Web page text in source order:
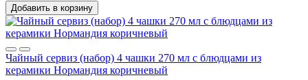
Добавить в корзину
Чайный сервиз (набор) 4 чашки 270 мл с блюдцами из
керамики Нормандия коричневый